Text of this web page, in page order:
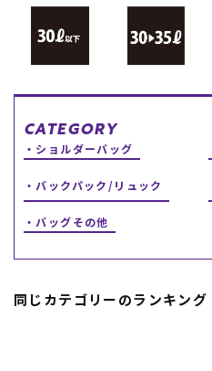
スケートTOP
CONTENTS
ブランド一覧
特集一覧
覧
中古/アウトレット サー
中古/アウトレット スノ
CATEGORY
ショルダーバッグ
バックパック/リュック
バッグその他
同じカテゴリーのランキング